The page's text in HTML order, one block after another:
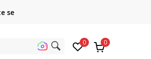
se
0 0